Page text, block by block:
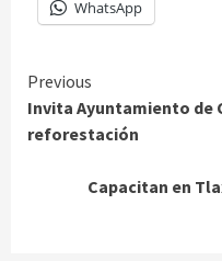
WhatsApp
Continue
Reading
Previous
Invita Ayuntamiento de
reforestación
Capacitan en